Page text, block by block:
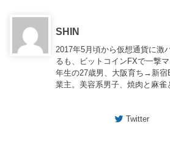
SHIN
2017年5月頃から仮想通貨に激
るも、ビットコインFXで一撃
年生の27歳男、大阪育ち→新
業主。美容系男子、焼肉と麻雀
Twitter